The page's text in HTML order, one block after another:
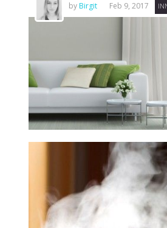
by Birgit Feb 9, 2017